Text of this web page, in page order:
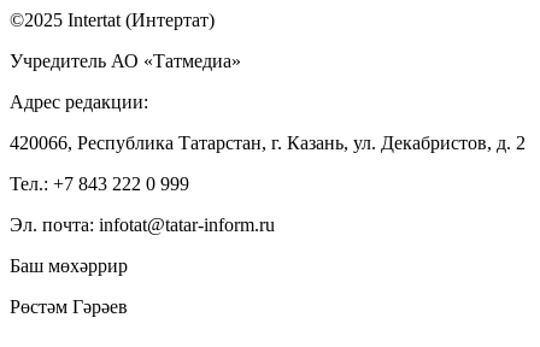
©2025 Intertat (Интертат)
Учредитель АО «Татмедиа»
Адрес редакции:
420066, Республика Татарстан, г. Казань, ул. Декабристов, д. 2
Тел.: +7 843 222 0 999
Эл. почта: infotat@tatar-inform.ru
Баш мөхәррир
Рөстәм Гәрәев